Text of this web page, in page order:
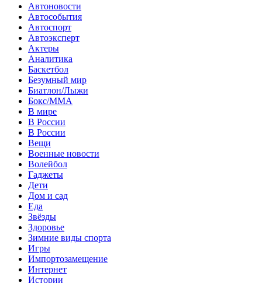
Автоновости
Автособытия
Автоспорт
Автоэксперт
Актеры
Аналитика
Баскетбол
Безумный мир
Биатлон/Лыжи
Бокс/MMA
В мире
В России
В России
Вещи
Военные новости
Волейбол
Гаджеты
Дети
Дом и сад
Еда
Звёзды
Здоровье
Зимние виды спорта
Игры
Импортозамещение
Интернет
Истории